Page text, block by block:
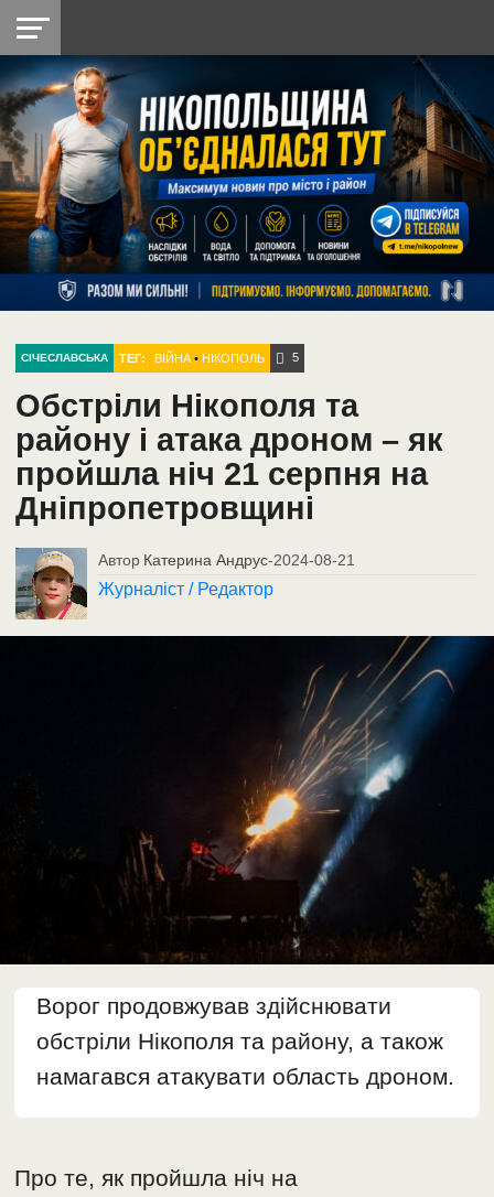
НІКОПОЛЬ
РАЙОН
СІЧЕСЛАВСЬКА
УКРАЇНА
РЕТРО
НІКОПОЛЬ
ЛАЙТ
УКРАЇНА
ДОПОМОГА
РАДІО
СІЧЕСЛАВСЬКА ТЕГ: ВІЙНА •НІКОПОЛЬ 5
Обстріли Нікополя та
району і атака дроном – як
пройшла ніч 21 серпня на
Дніпропетровщині
Автор Катерина Андрус-2024-08-21
Журналіст / Редактор
Ворог продовжував здійснювати
обстріли Нікополя та району, а також
намагався атакувати область дроном.
Про те, як пройшла ніч на